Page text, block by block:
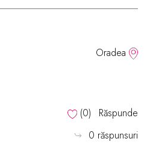
Oradea
(0)
Răspunde
0 răspunsuri